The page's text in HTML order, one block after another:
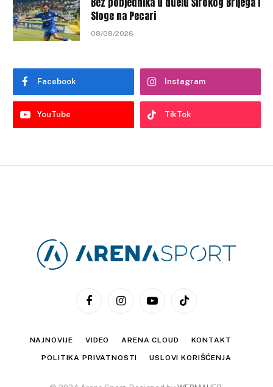
Sloge na Pecari
08/08/2026
Facebook Instagram
YouTube TikTok
FacebookInstagramYouTubeTikTok
NAJNOVIJE VIDEO ARENA CLOUD KONTAKT
POLITIKA PRIVATNOSTI USLOVI KORIŠĆENJA